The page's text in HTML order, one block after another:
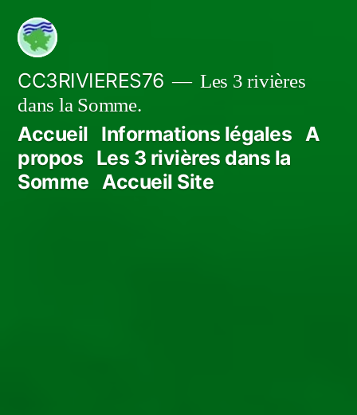
Aller
contenu
CC3RIVIERES76
Les 3 rivières
dans la Somme.
Accueil Informations légales A
propos Les 3 rivières dans la
Somme Accueil Site